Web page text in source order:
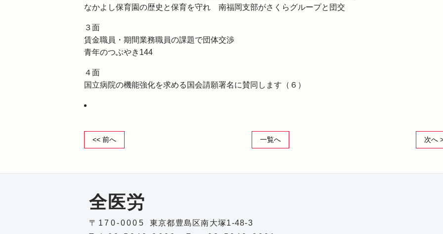
なかよし保育園の歴史と保育を守れ 南福岡支部がさくらグループと団交
３面
賃金職員・期間業務職員の課題で団体交渉
青年のつぶやき144
４面
国立病院の機能強化を求める国会請願署名に賛同します（６）
<< 前へ 一覧へ 次へ
全医労
〒170-0005
東京都豊島区南大塚1-48-3